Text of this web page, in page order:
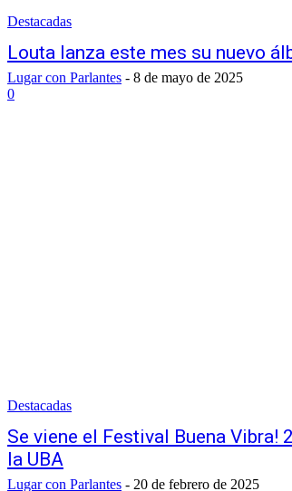
Destacadas
Louta lanza este mes su nuevo
Lugar con Parlantes - 8 de mayo de 2025
0
Destacadas
Se viene el Festival Buena Vibra!
la UBA
Lugar con Parlantes - 20 de febrero de 2025